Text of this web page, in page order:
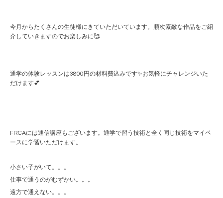
今月からたくさんの生徒様にきていただいています。順次素敵な作品をご紹
介していきますのでお楽しみに🥰
通学の体験レッスンは3800円の材料費込みです✨お気軽にチャレンジいた
だけます💕
FRCAには通信講座もございます。通学で習う技術と全く同じ技術をマイペ
ースに学習いただけます。
小さい子がいて。。。
仕事で通うのがむずかい。。。
遠方で通えない。。。